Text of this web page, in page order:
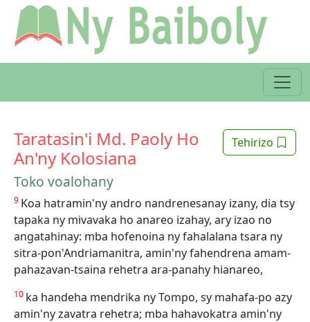
Tehirizo
Taratasin'i Md. Paoly Ho
An'ny Kolosiana
Toko voalohany
9 Koa hatramin'ny andro nandrenesanay izany, dia tsy
tapaka ny mivavaka ho anareo izahay, ary izao no
angatahinay: mba hofenoina ny fahalalana tsara ny
sitra-pon'Andriamanitra, amin'ny fahendrena amam-
pahazavan-tsaina rehetra ara-panahy hianareo,
10 ka handeha mendrika ny Tompo, sy mahafa-po azy
amin'ny zavatra rehetra; mba hahavokatra amin'ny